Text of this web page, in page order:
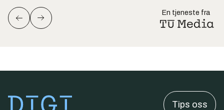
En tjeneste fra
Tips oss